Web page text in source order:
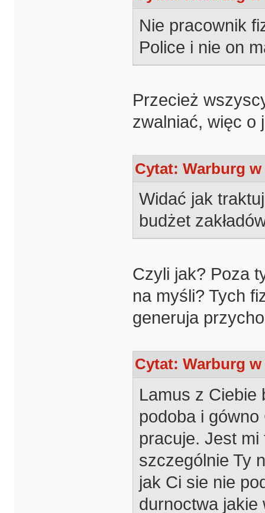
Nie pracownik
Police i nie on
Przecież
zwalniać, więc o
Cytat: Warburg w
Widać jak
budżet
Czyli jak? Poza
na myśli? Tych
generuja
Cytat: Warburg w
Lamus z Ciebie
podoba i
pracuje. Jest
szczególnie Ty
jak Ci sie nie
durnoctwa jakie